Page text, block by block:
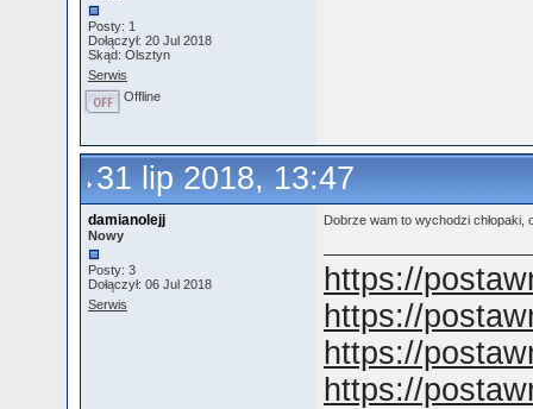
Posty: 1
Dołączył: 20 Jul 2018
Skąd: Olsztyn
Serwis
Offline
31 lip 2018, 13:47
damianolejj
Nowy
Posty: 3
Dołączył: 06 Jul 2018
Serwis
Dobrze wam to wychodzi chłopaki,
https://
https://
https://
https://